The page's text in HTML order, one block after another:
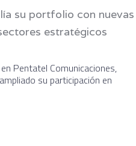
su portfolio con nuevas
estratégicos
Pentatel Comunicaciones,
su participación en